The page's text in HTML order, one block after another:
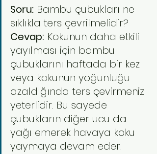
Soru: Bambu çubukları ne
sıklıkla ters çevrilmelidir?
Cevap: Kokunun daha etkili
yayılması için bambu
çubuklarını haftada bir kez
veya kokunun yoğunluğu
azaldığında ters çevirmeniz
yeterlidir. Bu sayede
çubukların diğer ucu da
yağı emerek havaya koku
yaymaya devam eder.